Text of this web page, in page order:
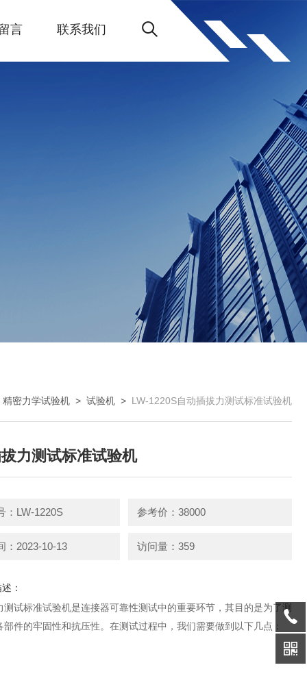
言 联系我们
精密力学试验机 > 试验机 > LW-1220S自动插拔力测试标准试验机
力测试标准试验机
：LW-1220S 参考价：38000
：2023-10-13 访问量：359
：
测试标准试验机是连接器可靠性测试中的重要环节，其目的是为了测
部件的牢固性和抗压性。在测试过程中，我们需要做到以下几点：